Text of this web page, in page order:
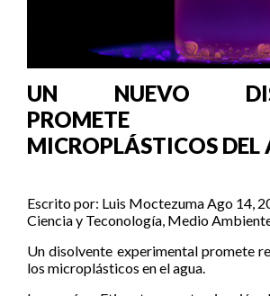
UN NUEVO
PROMETE
MICROPLÁSTICOS DEL
Escrito por: Luis MoctezumaAgo 14,
Ciencia y Teconología, Medio
Un disolvente experimental promete
los microplásticos en el agua.